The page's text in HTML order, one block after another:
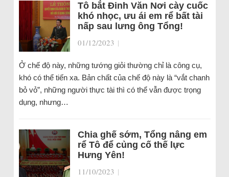
Tô bắt Đinh Văn Nơi cày cuốc
khó nhọc, ưu ái em rể bất tài
nấp sau lưng ông Tổng!
01/12/2023 |
Ở chế độ này, những tướng giỏi thường chỉ là công cụ,
khó có thể tiến xa. Bản chất của chế độ này là “vắt chanh
bỏ vỏ”, những người thực tài thì có thể vẫn được trọng
dụng, nhưng…
Chia ghế sớm, Tổng nâng em
rể Tô để củng cố thế lực
Hưng Yên!
11/10/2023 |